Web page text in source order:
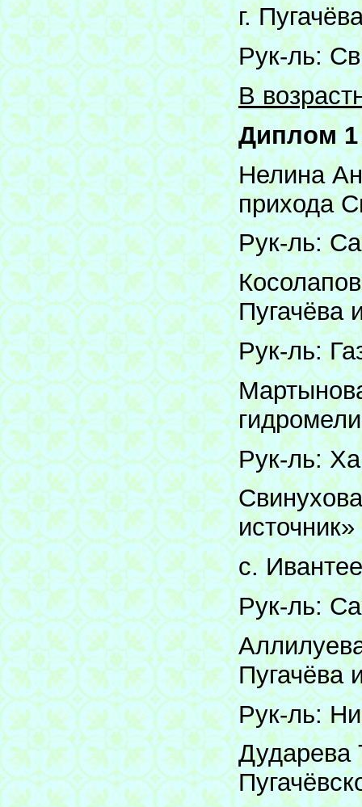
г.
Рук-ль:
В
Диплом 1
Нелина
прихода
Рук-ль:
Пугачёва
Рук-ль:
Рук-ль:
с.
Рук-ль:
Пугачёва
Рук-ль:
Дударева